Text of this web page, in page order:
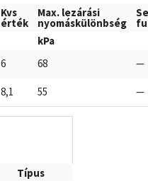
Kvs
érték
Max. lezárási
nyomáskülönbség
kPa
6 68 —
8,1 55 —
Típus